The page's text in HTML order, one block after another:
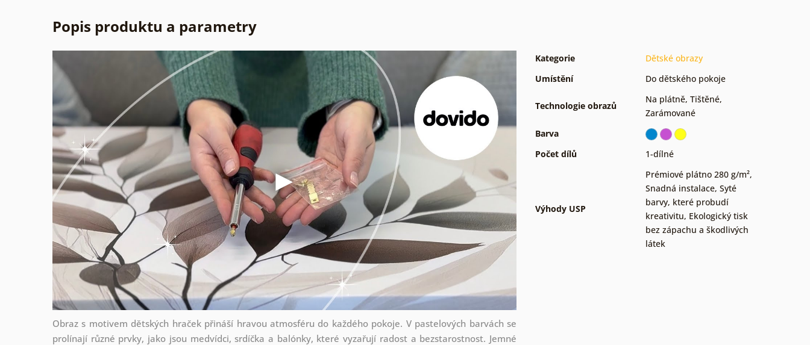
Popis produktu a parametry
Obraz s motivem dětských hraček přináší hravou atmosféru do každého pokoje. V pastelových barvách se
prolínají různé prvky, jako jsou medvídci, srdíčka a balónky, které vyzařují radost a bezstarostnost. Jemné
Kategorie
Dětské obrazy
Umístění
Do dětského pokoje
Technologie obrazů
Na plátně, Tištěné,
Zarámované
Barva
Počet dílů
1-dílné
Výhody USP
Prémiové plátno 280 g/m²,
Snadná instalace, Syté
barvy, které probudí
kreativitu, Ekologický tisk
bez zápachu a škodlivých
látek